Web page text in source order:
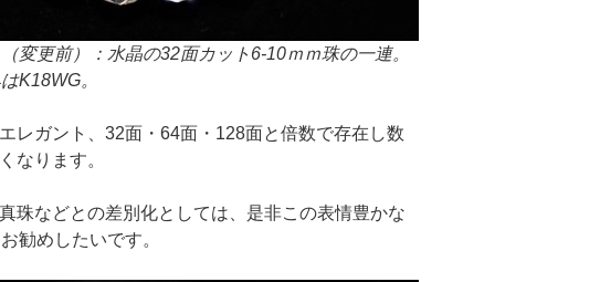
変更前）：水晶の32面カット6-10ｍｍ珠の一連。
K18WG。
レガント、32面・64面・128面と倍数で存在し数
なります。
珠などとの差別化としては、是非この表情豊かな
勧めしたいです。